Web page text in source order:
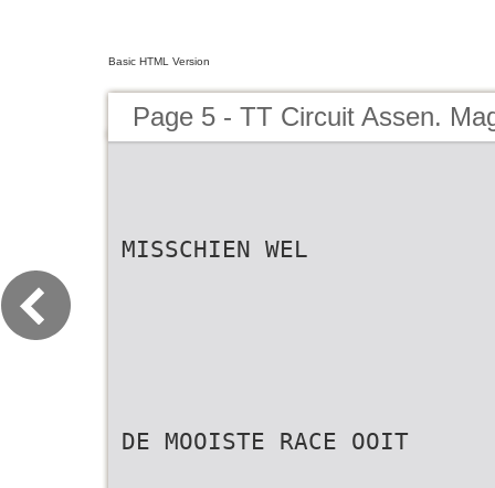
Basic HTML Version
Page 5 - TT Circuit Assen.
MISSCHIEN WEL
DE MOOISTE RACE OOIT